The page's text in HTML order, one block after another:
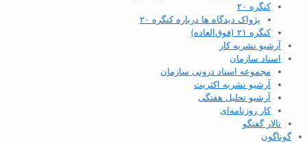
کنگره ۲۰
پژواک دیدگاه ها درباره کنگره ۲۰
کنگره ۲۱ (فوق‌العاده)
آرشیو نشریه کار
اسناد سازمان
مجموعه اسناد درونی سازمان
آرشیو نشریه اکثریت
آرشیو تحلیل هفتگی
کار روزنامه‌ای
تالار گفتگو
گوناگون